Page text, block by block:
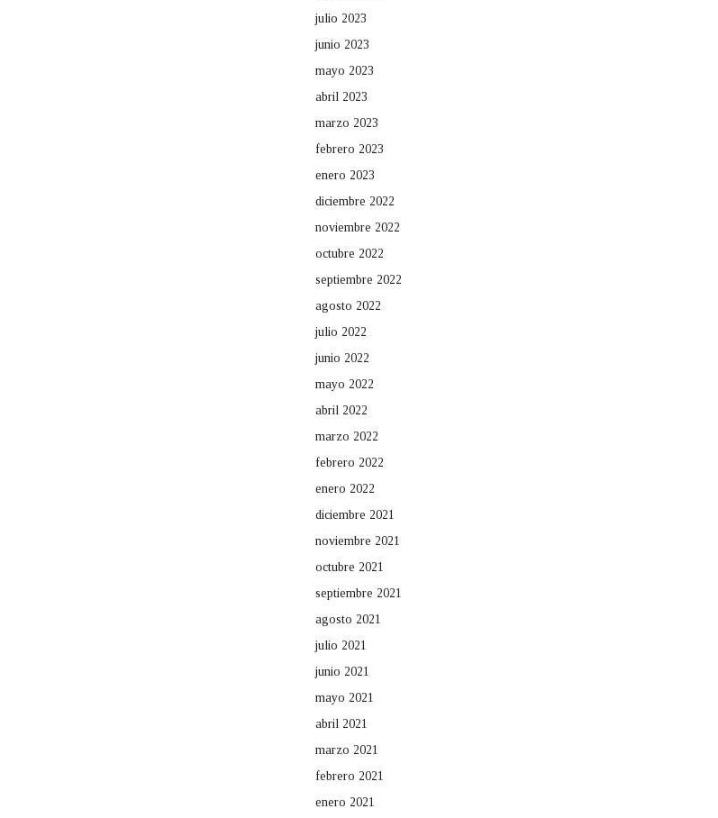
julio 2023
junio 2023
mayo 2023
abril 2023
marzo 2023
febrero 2023
enero 2023
diciembre 2022
noviembre 2022
octubre 2022
septiembre 2022
agosto 2022
julio 2022
junio 2022
mayo 2022
abril 2022
marzo 2022
febrero 2022
enero 2022
diciembre 2021
noviembre 2021
octubre 2021
septiembre 2021
agosto 2021
julio 2021
junio 2021
mayo 2021
abril 2021
marzo 2021
febrero 2021
enero 2021